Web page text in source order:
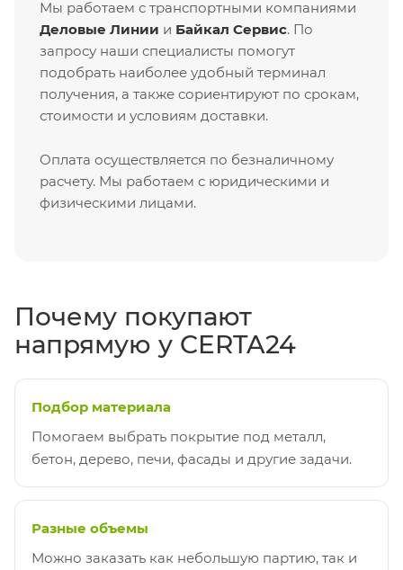
Мы работаем с транспортными компаниями
Деловые Линии и Байкал Сервис. По
запросу наши специалисты помогут
подобрать наиболее удобный терминал
получения, а также сориентируют по срокам,
стоимости и условиям доставки.
Оплата осуществляется по безналичному
расчету. Мы работаем с юридическими и
физическими лицами.
Почему покупают
напрямую у CERTA24
Подбор материала
Помогаем выбрать покрытие под металл,
бетон, дерево, печи, фасады и другие задачи.
Разные объемы
Можно заказать как небольшую партию, так и